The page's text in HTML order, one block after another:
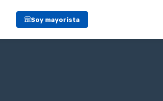
Soy mayorista